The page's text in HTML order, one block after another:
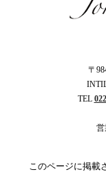
〒
TEL
営
このページに掲載